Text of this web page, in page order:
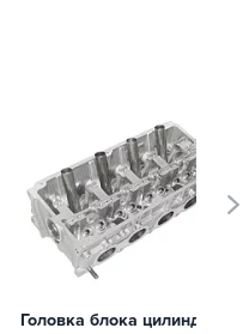
Головка блока цилиндров